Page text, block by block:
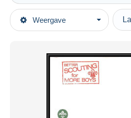
Weergave
Topcategorieën
Organisaties
Padvinderij
Type verkopen
Actief
Veiling met biedingen
Veilingen zonder biedingen
Veilinghuizen